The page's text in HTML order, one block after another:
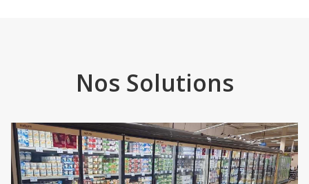
Nos Solutions